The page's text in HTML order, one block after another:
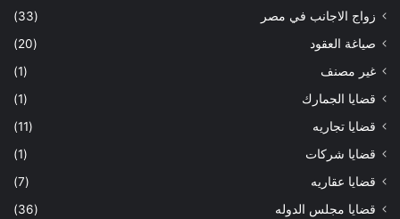
زواج الاجانب في مصر
(33)
صياغة العقود
(20)
غير مصنف
(1)
قضايا الجمارك
(1)
قضايا تجاريه
(11)
قضايا شركات
(1)
قضايا عقاريه
(7)
قضايا مجلس الدوله
(36)